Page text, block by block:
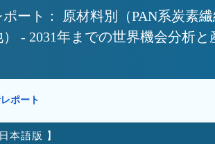
ート： 原材料別（PAN系炭素
- 2031年までの世界機会分析と
ポート
本語版 】